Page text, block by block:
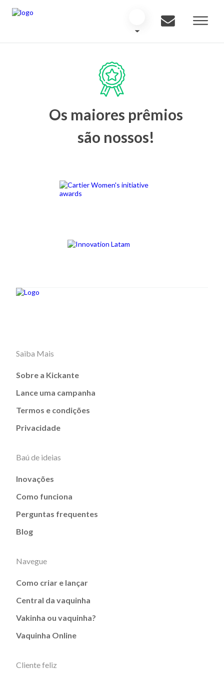
Os maiores prêmios
são nossos!
Saiba Mais
Sobre a Kickante
Lance uma campanha
Termos e condições
Privacidade
Baú de ideias
Inovações
Como funciona
Perguntas frequentes
Blog
Navegue
Como criar e lançar
Central da vaquinha
Vakinha ou vaquinha?
Vaquinha Online
Cliente feliz